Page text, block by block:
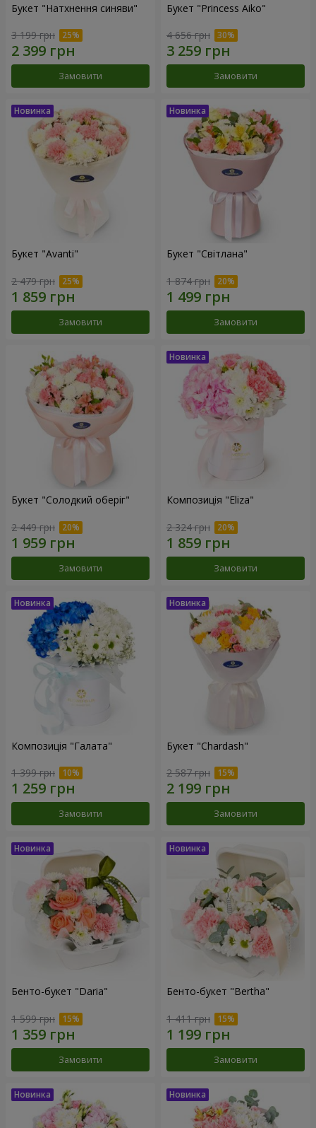
Букет "Натхнення синяви"
3 199 грн
Замовити
Букет "Princess Aiko"
4 656 грн
Замовити
Букет "Avanti"
2 479 грн
Замовити
Букет "Світлана"
1 874 грн
Замовити
Букет "Солодкий оберіг"
2 449 грн
Замовити
Композиція "Eliza"
2 324 грн
Замовити
Композиція "Галата"
1 399 грн
Замовити
Букет "Chardash"
2 587 грн
Замовити
Бенто-букет "Daria"
1 599 грн
Замовити
Бенто-букет "Bertha"
1 411 грн
Замовити